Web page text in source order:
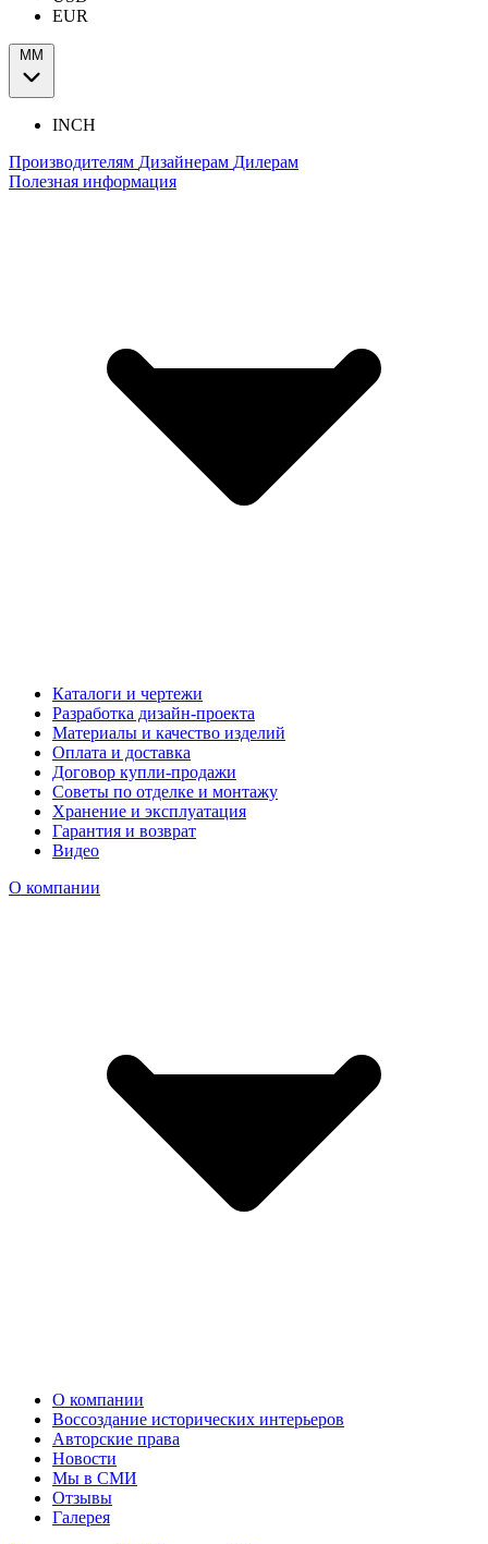
EUR
ММ
INCH
Производителям Дизайнерам Дилерам
Полезная информация
Каталоги и чертежи
Разработка дизайн-проекта
Материалы и качество изделий
Оплата и доставка
Договор купли-продажи
Советы по отделке и монтажу
Хранение и эксплуатация
Гарантия и возврат
Видео
О компании
О компании
Воссоздание исторических интерьеров
Авторские права
Новости
Мы в СМИ
Отзывы
Галерея